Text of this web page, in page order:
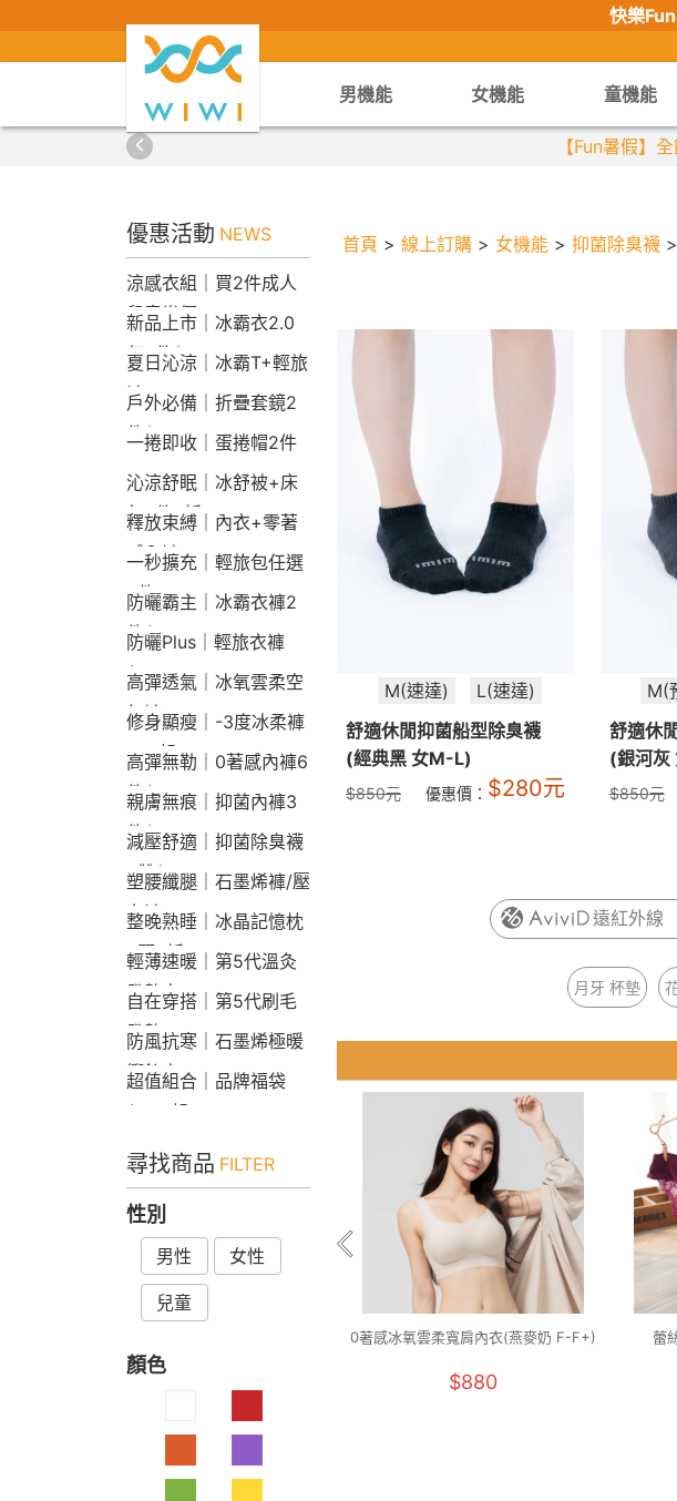
快樂Fun
男機能 女機能 童機能
【Fun暑假】
優惠活動 NEWS
涼感衣組｜買2件成人
兒童半價
新品上市｜冰霸衣2.0
任2件$2290
夏日沁涼｜冰霸T+輕旅
褲
戶外必備｜折疊套鏡2
件$1790
一捲即收｜蛋捲帽2件
1790
沁涼舒眠｜冰舒被+床
包2件9折
釋放束縛｜內衣+零著
感內褲
一秒擴充｜輕旅包任選
2件2190
防曬霸主｜冰霸衣褲2
件$1790
防曬Plus｜輕旅衣褲
$2190
高彈透氣｜冰氧雲柔空
氣褲
修身顯瘦｜-3度冰柔褲
790起
高彈無勒｜0著感內褲6
件$1290
親膚無痕｜抑菌內褲3
件$790
減壓舒適｜抑菌除臭襪
3雙$660
塑腰纖腿｜石墨烯褲/壓
力褲
整晚熟睡｜冰晶記憶枕
2顆9折
輕薄速暖｜第5代溫灸
發熱衣
自在穿搭｜第5代刷毛
發熱Bra T
防風抗寒｜石墨烯極暖
衝鋒衣
超值組合｜品牌福袋
$599起
尋找商品 FILTER
性別
男性 女性
兒童
顏色
首頁 > 線上訂購 > 女機能 > 抑菌除臭襪 >
M(速達)
L(速達)
舒適休閒抑菌船型除臭襪
(經典黑 女M-L)
$850元 優惠價： $280元
M(
舒適休
(銀河灰
$850元
遠紅外線
月牙 杯墊
0著感冰氧雲柔寬肩內衣(燕麥奶 F-F+)
$880
蕾